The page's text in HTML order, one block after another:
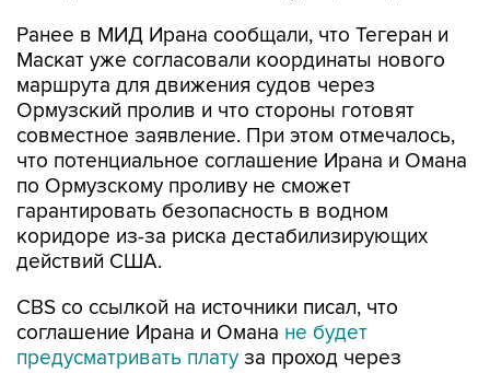
Ранее в МИД Ирана сообщали, что Тегеран и
Маскат уже согласовали координаты нового
маршрута для движения судов через
Ормузский пролив и что стороны готовят
совместное заявление. При этом отмечалось,
что потенциальное соглашение Ирана и Омана
по Ормузскому проливу не сможет
гарантировать безопасность в водном
коридоре из-за риска дестабилизирующих
действий США.
CBS со ссылкой на источники писал, что
соглашение Ирана и Омана не будет
предусматривать плату за проход через